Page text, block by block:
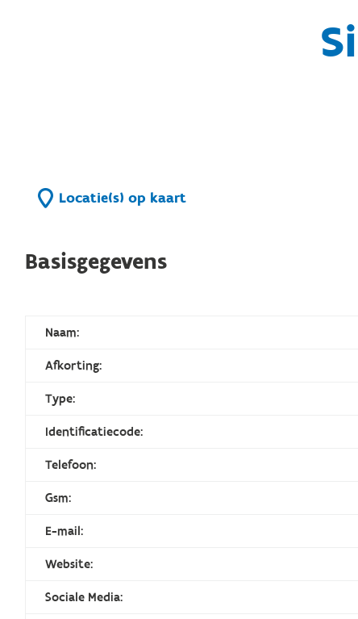
Locatie(s) op kaart
Basisgegevens
Naam:
Afkorting:
Type:
Identificatiecode:
Telefoon:
Gsm:
E-mail:
Website:
Sociale Media: